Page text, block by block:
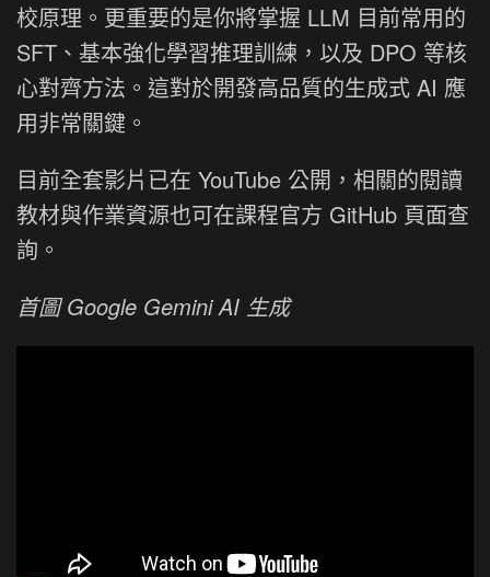
校原理。更重要的是你將掌握 LLM 目前常用的
SFT、基本強化學習推理訓練，以及 DPO 等核
心對齊方法。這對於開發高品質的生成式 AI 應
用非常關鍵。
目前全套影片已在 YouTube 公開，相關的閱讀
教材與作業資源也可在課程官方 GitHub 頁面查
詢。
首圖 Google Gemini AI 生成